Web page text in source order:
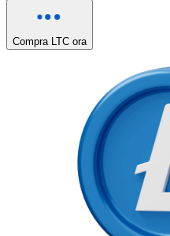
Compra LTC ora